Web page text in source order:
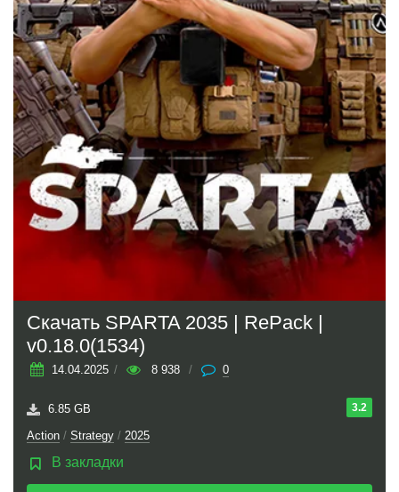
Скачать SPARTA 2035 | RePack |
v0.18.0(1534)
14.04.2025 / 8 938 / 0
3.2
6.85 GB
Action / Strategy / 2025
В закладки